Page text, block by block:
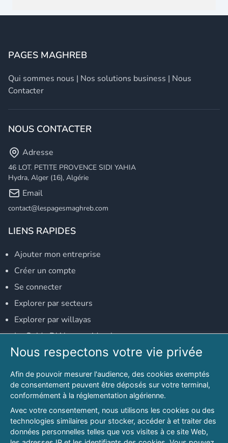
PAGES MAGHREB
Qui sommes nous | Nos solutions business | Nous
Contacter
NOUS CONTACTER
Adresse
46 LOT. PETITE PROVENCE SIDI YAHIA
Hydra, Alger (16), Algérie
Email
contact@lespagesmaghreb.com
LIENS RAPIDES
Ajouter mon entreprise
Créer un compte
Se connecter
Explorer par secteurs
Explorer par willayas
Le Guide D'Alger, guide-alger.com
NOS RÉSEAUX SOCIAUX
Notre page Facebook
Notre page LinkedIn
Notre page Instagram
Notre page Twitter
Nous respectons votre vie privée
Afin de pouvoir mesurer l'audience, des cookies exemptés
de consentement peuvent être déposés sur votre terminal,
conformément à la réglementation algérienne.
Avec votre consentement, nous utilisons les cookies ou des
technologies similaires pour stocker, accéder à et traiter des
données personnelles telles que vos visites à ce site Web,